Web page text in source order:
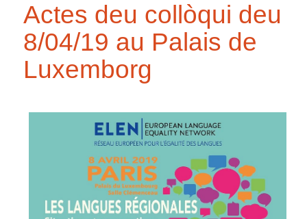
Actes deu collòqui deu
8/04/19 au Palais de
Luxemborg